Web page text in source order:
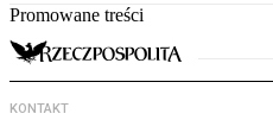
Promowane treści
KONTAKT